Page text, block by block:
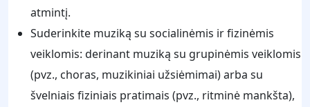
atmintį.
Suderinkite muziką su socialinėmis ir fizinėmis
veiklomis: derinant muziką su grupinėmis veiklomis
(pvz., choras, muzikiniai užsiėmimai) arba su
švelniais fiziniais pratimais (pvz., ritminė mankšta),